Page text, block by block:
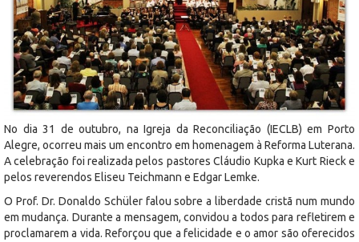
No dia 31 de outubro, na Igreja da Reconciliação (IECLB) em Porto
Alegre, ocorreu mais um encontro em homenagem à Reforma Luterana.
A celebração foi realizada pelos pastores Cláudio Kupka e Kurt Rieck e
pelos reverendos Eliseu Teichmann e Edgar Lemke.
O Prof. Dr. Donaldo Schüler falou sobre a liberdade cristã num mundo
em mudança. Durante a mensagem, convidou a todos para refletirem e
proclamarem a vida. Reforçou que a felicidade e o amor são oferecidos